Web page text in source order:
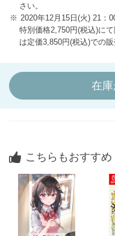
さい。
2020年12月15日(火) 21：
特別価格2,750円(税込)に
は定価3,850円(税込)での販
在
こちらもおすすめ